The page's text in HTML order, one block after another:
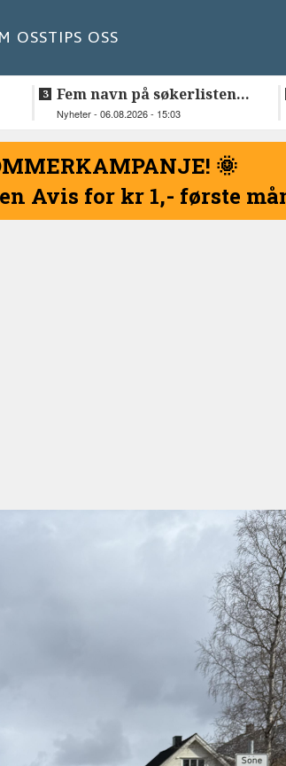
OSSTIPS OSS
Fem navn på søkerlisten
til toppjobben i
Nyheter - 06.08.2026 - 15:03
🌞
Avis for kr 1,- første